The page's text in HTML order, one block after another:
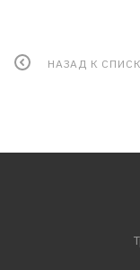
НАЗАД К